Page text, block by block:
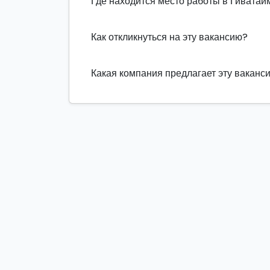
Как откликнуться на эту вакансию?
Какая компания предлагает эту